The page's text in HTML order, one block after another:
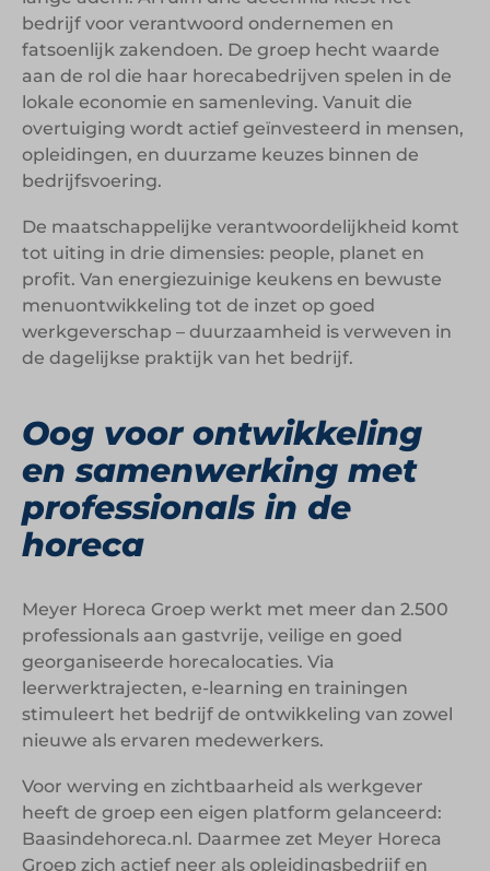
bedrijf voor verantwoord ondernemen en
fatsoenlijk zakendoen. De groep hecht waarde
aan de rol die haar horecabedrijven spelen in de
lokale economie en samenleving. Vanuit die
overtuiging wordt actief geïnvesteerd in mensen,
opleidingen, en duurzame keuzes binnen de
bedrijfsvoering.
De maatschappelijke verantwoordelijkheid komt
tot uiting in drie dimensies: people, planet en
profit. Van energiezuinige keukens en bewuste
menuontwikkeling tot de inzet op goed
werkgeverschap – duurzaamheid is verweven in
de dagelijkse praktijk van het bedrijf.
Oog voor ontwikkeling
en samenwerking met
professionals in de
horeca
Meyer Horeca Groep werkt met meer dan 2.500
professionals aan gastvrije, veilige en goed
georganiseerde horecalocaties. Via
leerwerktrajecten, e-learning en trainingen
stimuleert het bedrijf de ontwikkeling van zowel
nieuwe als ervaren medewerkers.
Voor werving en zichtbaarheid als werkgever
heeft de groep een eigen platform gelanceerd:
Baasindehoreca.nl. Daarmee zet Meyer Horeca
Groep zich actief neer als opleidingsbedrijf en